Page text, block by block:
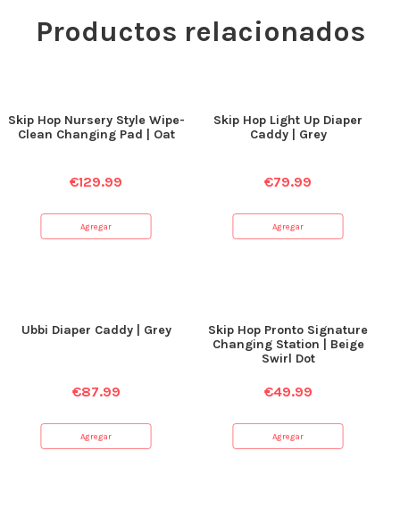
Productos relacionados
Skip Hop Nursery Style Wipe-
Clean Changing Pad | Oat
€129.99
Agregar
Skip Hop Light Up Diaper
Caddy | Grey
€79.99
Agregar
Ubbi Diaper Caddy | Grey
€87.99
Agregar
Skip Hop Pronto Signature
Changing Station | Beige
Swirl Dot
€49.99
Agregar